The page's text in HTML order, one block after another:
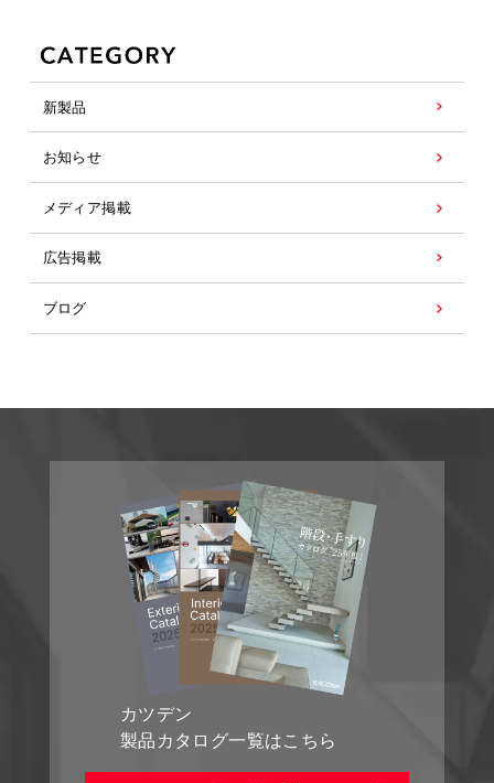
新製品
お知らせ
メディア掲載
広告掲載
ブログ
カツデン
製品カタログ一覧はこちら